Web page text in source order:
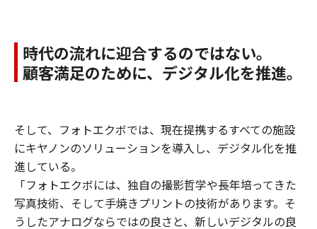
時代の流れに迎合するのではない。
顧客満足のために、デジタル化を推進。
そして、フォトエクボでは、現在提携するすべての施設
にキヤノンのソリューションを導入し、デジタル化を推
進している。
「フォトエクボには、独自の撮影哲学や長年培ってきた
写真技術、そして手焼きプリントの技術があります。そ
うしたアナログならではの良さと、新しいデジタルの良